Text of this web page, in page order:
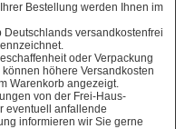
Bestellung werden Ihnen im
versandkostenfrei
oder Verpackung
höhere Versandkosten
Warenkorb angezeigt.
von der Frei-Haus-
eventuell anfallende
informieren wir Sie gerne